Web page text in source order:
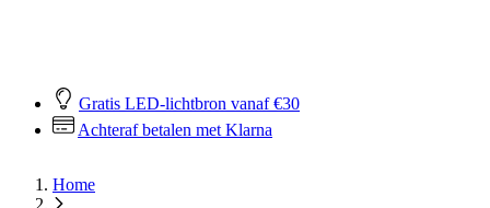
Gratis LED-lichtbron vanaf €30
Achteraf betalen met Klarna
Home